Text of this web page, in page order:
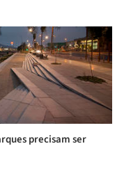
precisam ser